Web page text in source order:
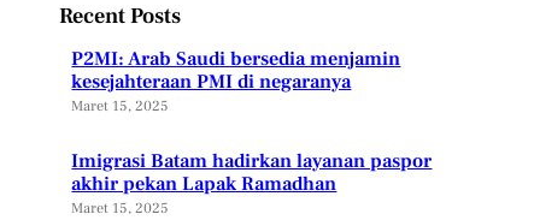
Recent Posts
P2MI: Arab Saudi bersedia menjamin
kesejahteraan PMI di negaranya
Maret 15, 2025
Imigrasi Batam hadirkan layanan paspor
akhir pekan Lapak Ramadhan
Maret 15, 2025